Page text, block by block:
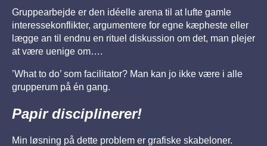
Gruppearbejde er den idéelle arena til at lufte gamle
interessekonflikter, argumentere for egne kæpheste eller
lægge an til endnu en rituel diskussion om det, man plejer
at være uenige om….
’What to do’ som facilitator? Man kan jo ikke være i alle
grupperum på én gang.
Papir disciplinerer!
Min løsning på dette problem er grafiske skabeloner.